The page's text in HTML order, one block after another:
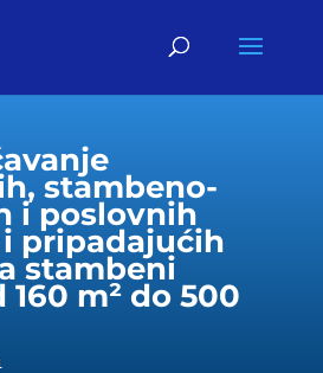
stambeno-
i poslovnih
pripadajućih
stambeni
m² do 500